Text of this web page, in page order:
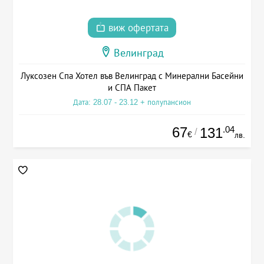
виж офертата
Велинград
Луксозен Спа Хотел във Велинград с Минерални Басейни
и СПА Пакет
Дата: 28.07 - 23.12 + полупансион
67€ / 131.04
лв.